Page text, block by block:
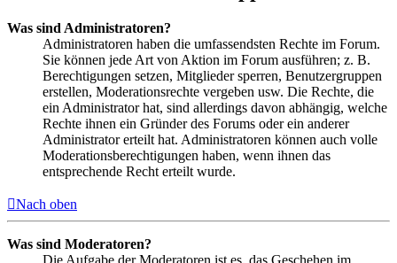
Was sind Administratoren?
Administratoren haben die umfassendsten Rechte im Forum.
Sie können jede Art von Aktion im Forum ausführen; z. B.
Berechtigungen setzen, Mitglieder sperren, Benutzergruppen
erstellen, Moderationsrechte vergeben usw. Die Rechte, die
ein Administrator hat, sind allerdings davon abhängig, welche
Rechte ihnen ein Gründer des Forums oder ein anderer
Administrator erteilt hat. Administratoren können auch volle
Moderationsberechtigungen haben, wenn ihnen das
entsprechende Recht erteilt wurde.
Nach oben
Was sind Moderatoren?